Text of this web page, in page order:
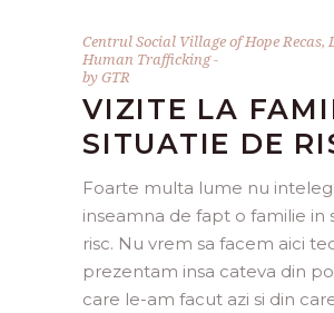
Centrul Social Village of Hope Recas,
Human Trafficking
byGTR
VIZITE LA
SITUATIE DE
Foarte multa lume nu
inseamna de fapt o familie in
risc. Nu vrem sa facem aici
prezentam insa cateva din
care le-am facut azi si din